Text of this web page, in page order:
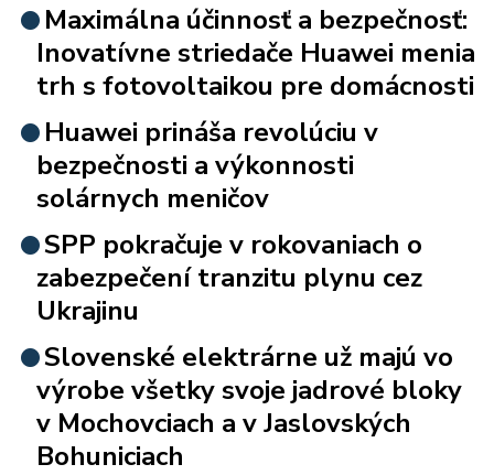
Maximálna účinnosť a bezpečnosť:
Inovatívne striedače Huawei menia
trh s fotovoltaikou pre domácnosti
Huawei prináša revolúciu v
bezpečnosti a výkonnosti
solárnych meničov
SPP pokračuje v rokovaniach o
zabezpečení tranzitu plynu cez
Ukrajinu
Slovenské elektrárne už majú vo
výrobe všetky svoje jadrové bloky
v Mochovciach a v Jaslovských
Bohuniciach